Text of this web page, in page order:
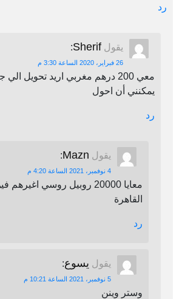
رد
يقول Sherif
:
26 فبراير، 2020 الساعة 3:30 م
معي 200 درهم مغربي اريد تحويل
يمكنني أن احول
رد
يقول Mazn
:
4 نوفمبر، 2021 الساعة 4:20 م
معايا 20000 روبيل روسي
القاهرة
رد
يقول يسوع:
5 نوفمبر، 2021 الساعة 10:21 م
وستر وينن